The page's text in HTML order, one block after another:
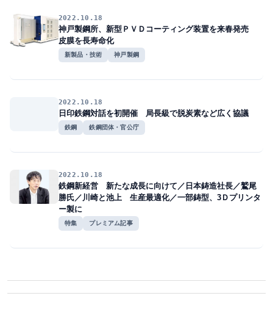
2022.10.18
神戸製鋼所、新型ＰＶＤコーティング装置を来春発売
皮膜を長寿命化
新製品・技術 神戸製鋼
2022.10.18
日印鉄鋼対話を初開催 局長級で脱炭素など広く協議
鉄鋼 鉄鋼団体・官公庁
2022.10.18
鉄鋼新経営 新たな成長に向けて／日本鋳造社長／鷲尾
勝氏／川崎と池上 生産最適化／一部鋳型、3Ｄプリンタ
ー製に
特集 プレミアム記事